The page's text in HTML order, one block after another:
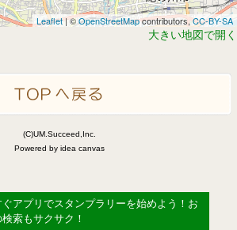
Leaflet| ©OpenStreetMapcontributors,CC-BY-SA
大きい地図で開く
(C)UM.Succeed,Inc.
Powered by idea canvas
ぐアプリでスタンプラリーを始めよう！お
索もサクサク！